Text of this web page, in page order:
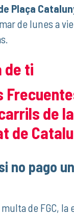
Plaça
de lunes a
de ti
de la
de
no pago
de FGC,